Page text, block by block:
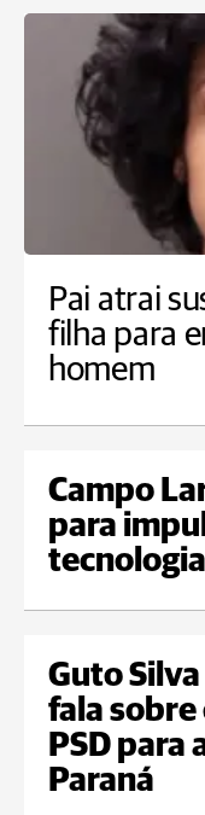
Pai atrai
filha para
homem
Campo
para
Guto
fala sobre
PSD para
Paraná